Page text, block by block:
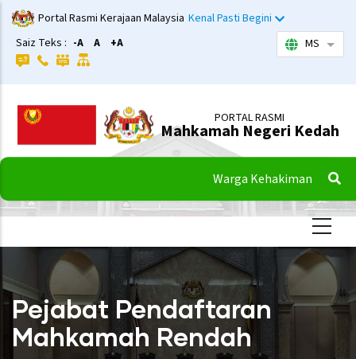
Langkau
ke
kandungan
utama
Portal Rasmi Kerajaan Malaysia Kenal Pasti Begini
Saiz Teks : -A A +A MS
PORTAL RASMI
Mahkamah Negeri Kedah
Warga Kehakiman
Pejabat Pendaftaran
Mahkamah Rendah